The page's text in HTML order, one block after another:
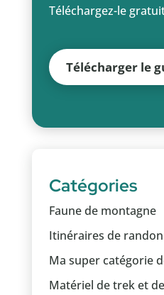
Téléchargez-le
Télécharger le
Catégories
Faune de montagne
Itinéraires de
Ma super catégorie
Matériel de trek et